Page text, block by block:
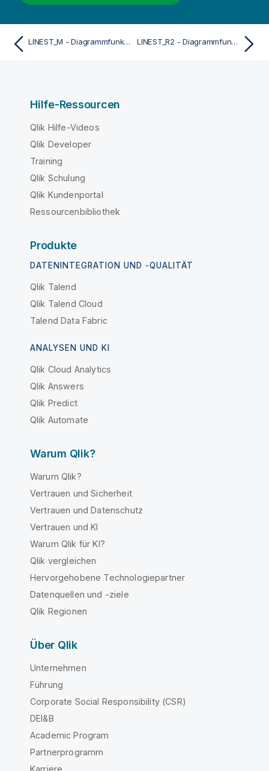
LINEST_M - Diagrammfunktion LINEST_R2 - Diagrammfunktion
Hilfe-Ressourcen
Qlik Hilfe-Videos
Qlik Developer
Training
Qlik Schulung
Qlik Kundenportal
Ressourcenbibliothek
Produkte
DATENINTEGRATION UND -QUALITÄT
Qlik Talend
Qlik Talend Cloud
Talend Data Fabric
ANALYSEN UND KI
Qlik Cloud Analytics
Qlik Answers
Qlik Predict
Qlik Automate
Warum Qlik?
Warum Qlik?
Vertrauen und Sicherheit
Vertrauen und Datenschutz
Vertrauen und KI
Warum Qlik für KI?
Qlik vergleichen
Hervorgehobene Technologiepartner
Datenquellen und -ziele
Qlik Regionen
Über Qlik
Unternehmen
Führung
Corporate Social Responsibility (CSR)
DEI&B
Academic Program
Partnerprogramm